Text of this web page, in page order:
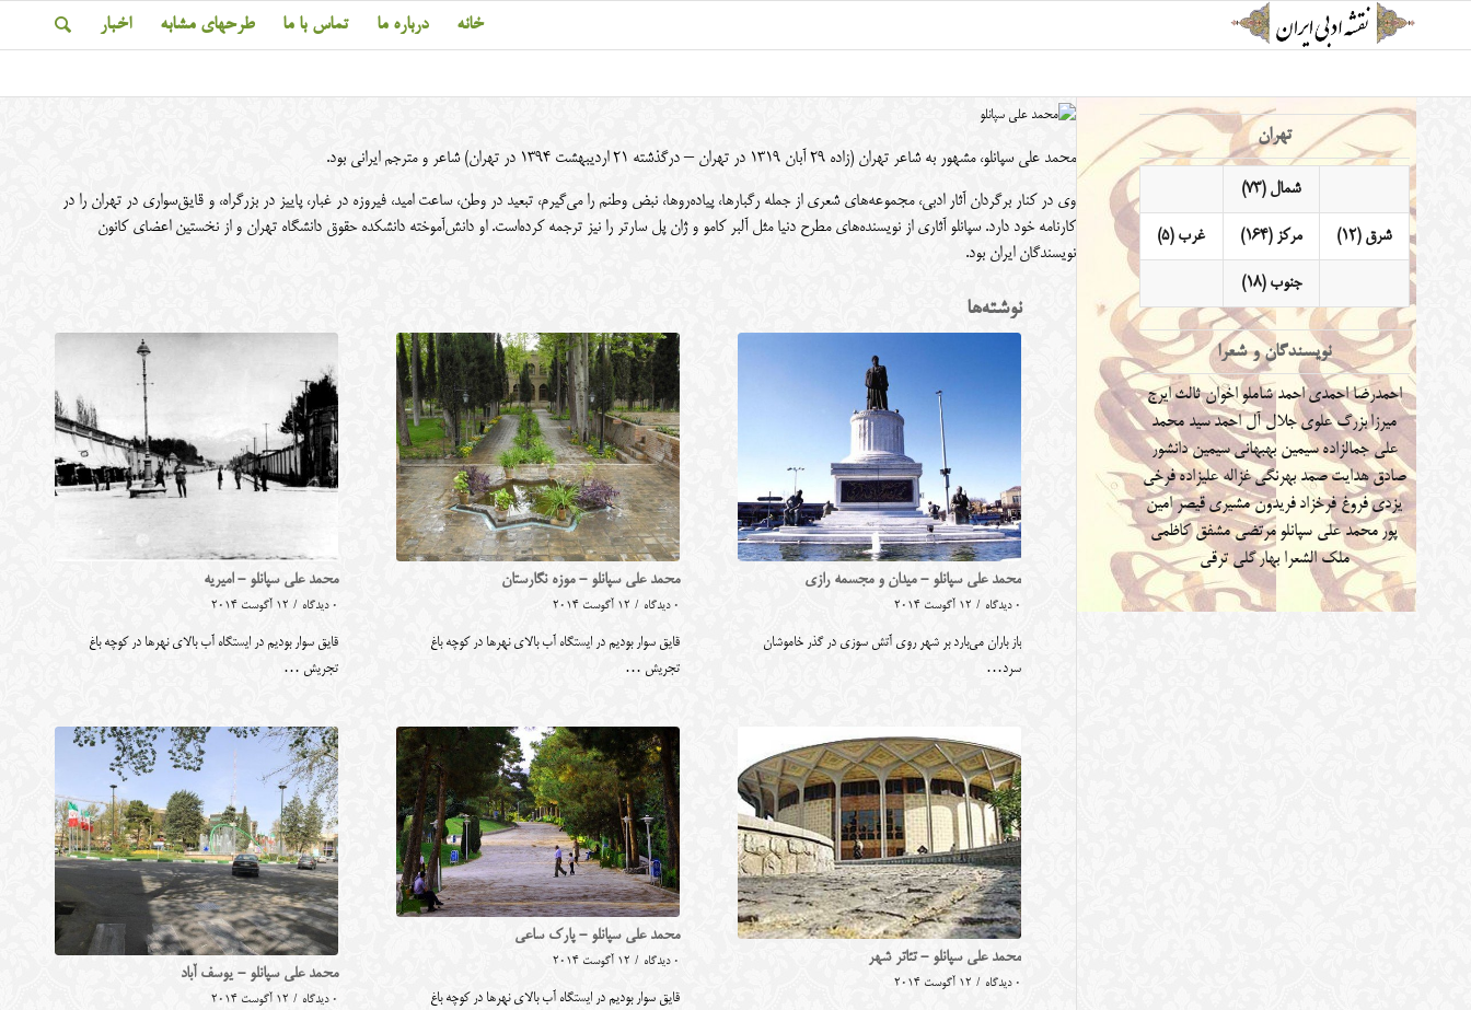
خانه درباره ما تماس با ما طرحهای مشابه اخبار
محمد علی سپانلو، مشهور به شاعر تهران (زاده ۲۹ آبان ۱۳۱۹ در تهران – درگذشته ۲۱ اردیبهشت ۱۳۹۴ در تهران) شاعر و مترجم ایرانی بود.
وی در کنار برگردان آثار ادبی، مجموعه‌های شعری از جمله رگبارها، پیاده‌روها، نبض وطنم را می‌گیرم، تبعید در وطن، ساعت امید، فیروزه در غبار، پاییز در بزرگراه، و قایق‌سواری در تهران را در
کارنامه خود دارد. سپانلو آثاری از نویسنده‌های مطرح دنیا مثل آلبر کامو و ژان پل سارتر را نیز ترجمه کرده‌است. او دانش‌آموخته دانشکده حقوق دانشگاه تهران و از نخستین اعضای کانون
نویسندگان ایران بود.
نوشته‌ها
محمد علی سپانلو - میدان و مجسمه رازی
0 دیدگاه / 12 آگوست 2014
باز باران می‌بارد بر شهر روی آتش سوزی در گذر خاموشان
سرد…
محمد علی سپانلو - موزه نگارستان
0 دیدگاه / 12 آگوست 2014
قایق سوار بودیم در ایستگاه آب بالای نهرها در کوچه باغ
تجریش …
محمد علی سپانلو - امیریه
0 دیدگاه / 12 آگوست 2014
قایق سوار بودیم در ایستگاه آب بالای نهرها در کوچه باغ
تجریش …
محمد علی سپانلو - تئاتر شهر
0 دیدگاه / 12 آگوست 2014
محمد علی سپانلو - پارک ساعی
0 دیدگاه / 12 آگوست 2014
قایق سوار بودیم در ایستگاه آب بالای نهرها در کوچه باغ
محمد علی سپانلو - یوسف آباد
0 دیدگاه / 12 آگوست 2014
تهران
شمال (73)
شرق (12) مرکز (164) غرب (5)
جنوب (18)
نویسندگان و شعرا
احمدرضا احمدیاحمد شاملواخوان ثالث ایرج
میرزابزرگ علوی جلال آل احمد سید محمد
علی جمالزاده سیمین بهبهانیسیمین دانشور
صادق هدایتصمد بهرنگیغزاله علیزادهفرخی
یزدیفروغ فرخزاد فریدون مشیری قیصر امین
پور محمد علی سپانلو مرتضی مشفق کاظمی
ملک الشعرا بهارگلی ترقی